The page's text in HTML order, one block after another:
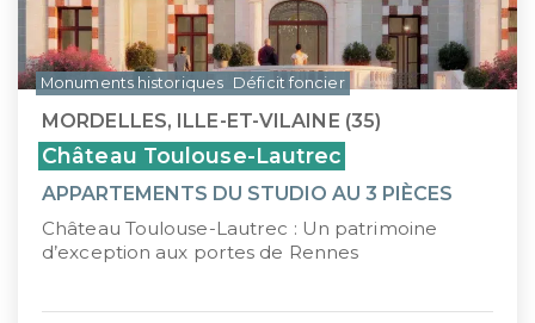
MORDELLES, ILLE-ET-VILAINE (35)
Château Toulouse-Lautrec
APPARTEMENTS DU STUDIO AU 3 PIÈCES
Château Toulouse-Lautrec : Un patrimoine
d’exception aux portes de Rennes
Monuments historiques Déficit foncier